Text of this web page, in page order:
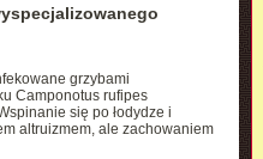
grzybami
Camponotus rufipes
się po łodydze i
altruizmem, ale zachowaniem